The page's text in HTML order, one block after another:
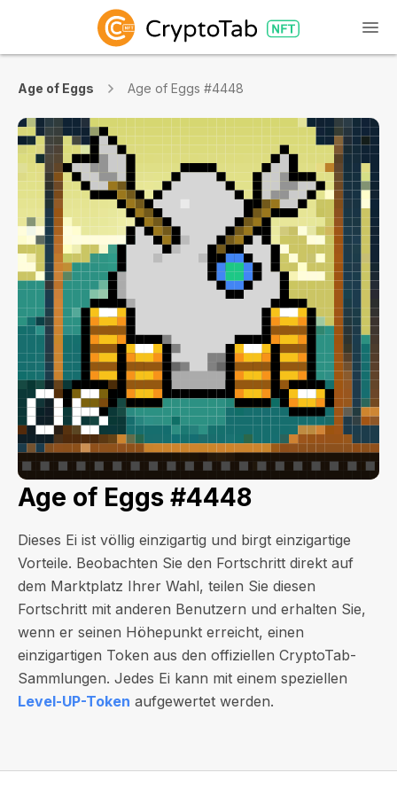
Age of Eggs Age of Eggs #4448
Age of Eggs #4448
Dieses Ei ist völlig einzigartig und birgt einzigartige
Vorteile. Beobachten Sie den Fortschritt direkt auf
dem Marktplatz Ihrer Wahl, teilen Sie diesen
Fortschritt mit anderen Benutzern und erhalten Sie,
wenn er seinen Höhepunkt erreicht, einen
einzigartigen Token aus den offiziellen CryptoTab-
Sammlungen. Jedes Ei kann mit einem speziellen
Level-UP-Token aufgewertet werden.